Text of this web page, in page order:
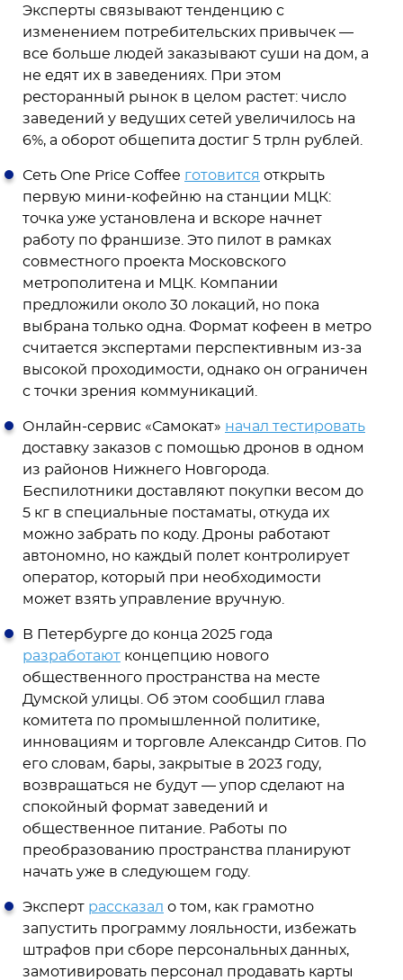
Эксперты связывают тенденцию с
изменением потребительских привычек —
все больше людей заказывают суши на дом, а
не едят их в заведениях. При этом
ресторанный рынок в целом растет: число
заведений у ведущих сетей увеличилось на
6%, а оборот общепита достиг 5 трлн рублей.
Сеть One Price Coffee готовится открыть
первую мини-кофейню на станции МЦК:
точка уже установлена и вскоре начнет
работу по франшизе. Это пилот в рамках
совместного проекта Московского
метрополитена и МЦК. Компании
предложили около 30 локаций, но пока
выбрана только одна. Формат кофеен в метро
считается экспертами перспективным из-за
высокой проходимости, однако он ограничен
с точки зрения коммуникаций.
Онлайн-сервис «Самокат» начал тестировать
доставку заказов с помощью дронов в одном
из районов Нижнего Новгорода.
Беспилотники доставляют покупки весом до
5 кг в специальные постаматы, откуда их
можно забрать по коду. Дроны работают
автономно, но каждый полет контролирует
оператор, который при необходимости
может взять управление вручную.
В Петербурге до конца 2025 года
разработают концепцию нового
общественного пространства на месте
Думской улицы. Об этом сообщил глава
комитета по промышленной политике,
инновациям и торговле Александр Ситов. По
его словам, бары, закрытые в 2023 году,
возвращаться не будут — упор сделают на
спокойный формат заведений и
общественное питание. Работы по
преобразованию пространства планируют
начать уже в следующем году.
Эксперт рассказал о том, как грамотно
запустить программу лояльности, избежать
штрафов при сборе персональных данных,
замотивировать персонал продавать карты